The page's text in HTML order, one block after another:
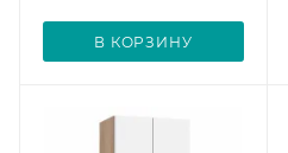
В КОРЗИНУ